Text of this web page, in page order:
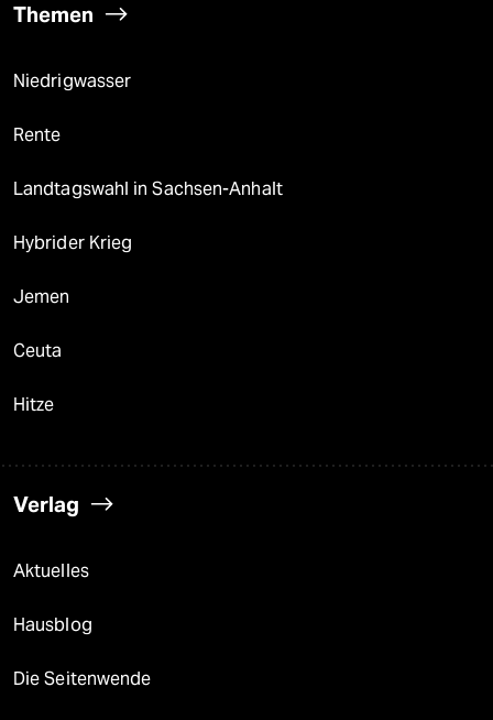
Themen
Niedrigwasser
Rente
Landtagswahl in Sachsen-Anhalt
Hybrider Krieg
Jemen
Ceuta
Hitze
Verlag
Aktuelles
Hausblog
Die Seitenwende